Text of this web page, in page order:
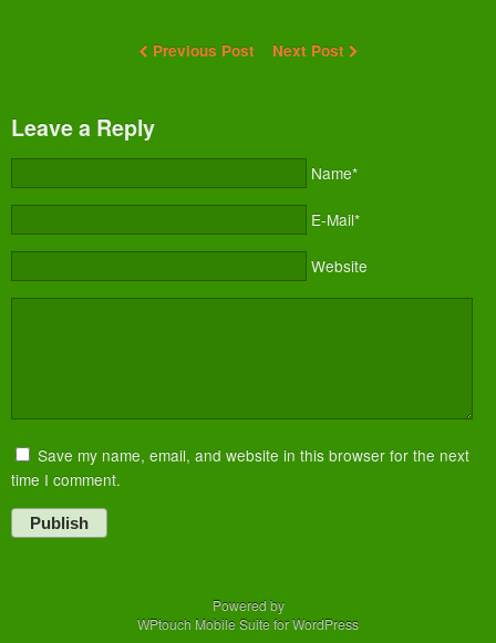
Previous Post Next Post
Leave a Reply
Name*
E-Mail*
Website
Save my name, email, and website in this browser for the next
time I comment.
Publish
Powered by
WPtouch Mobile Suite for WordPress